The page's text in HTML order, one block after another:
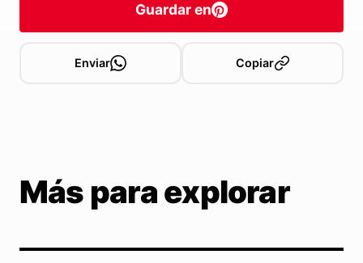
Guardar en
Enviar Copiar
Más para explorar